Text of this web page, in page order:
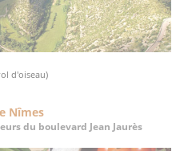
d'oiseau)
Nîmes
du boulevard Jean Jaurès